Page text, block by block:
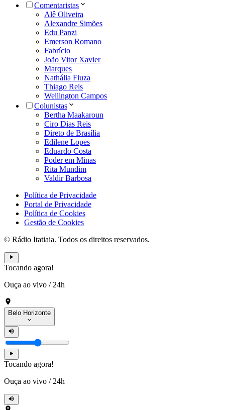
Comentaristas
Alê Oliveira
Alexandre Simões
Edu Panzi
Emerson Romano
Fabrício
João Vitor Xavier
Marques
Nathália Fiuza
Thiago Reis
Wellington Campos
Colunistas
Bertha Maakaroun
Ciro Dias Reis
Direto de Brasília
Edilene Lopes
Eduardo Costa
Poder em Minas
Rita Mundim
Valdir Barbosa
Política de Privacidade
Portal de Privacidade
Política de Cookies
Gestão de Cookies
© Rádio Itatiaia. Todos os direitos reservados.
Tocando agora!
Ouça ao vivo / 24h
Belo Horizonte
Tocando agora!
Ouça ao vivo / 24h